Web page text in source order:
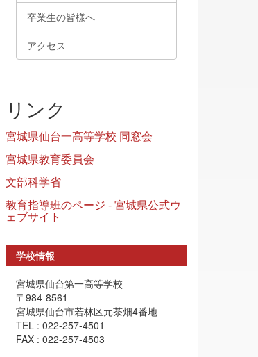
卒業生の皆様へ
アクセス
リンク
宮城県仙台一高等学校 同窓会
宮城県教育委員会
文部科学省
教育指導班のページ - 宮城県公式ウ
ェブサイト
学校情報
宮城県仙台第一高等学校
〒984-8561
宮城県仙台市若林区元茶畑4番地
TEL : 022-257-4501
FAX : 022-257-4503